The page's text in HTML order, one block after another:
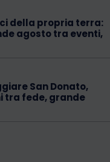
della propria terra:
agosto tra eventi,
San Donato,
tra fede, grande